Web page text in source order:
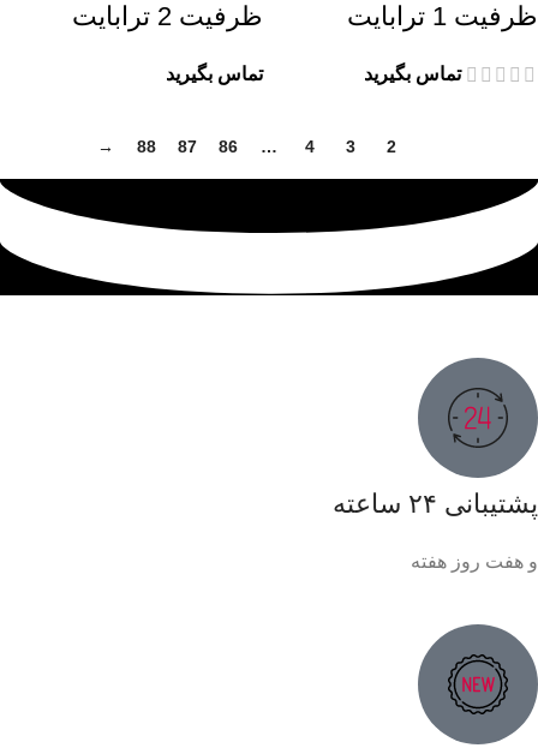
ظرفیت 1 ترابایت
تماس بگیرید
ظرفیت 2 ترابایت
تماس بگیرید
2
3
4
…
86
87
88
→
پشتیبانی ۲۴ ساعته
و هفت روز هفته